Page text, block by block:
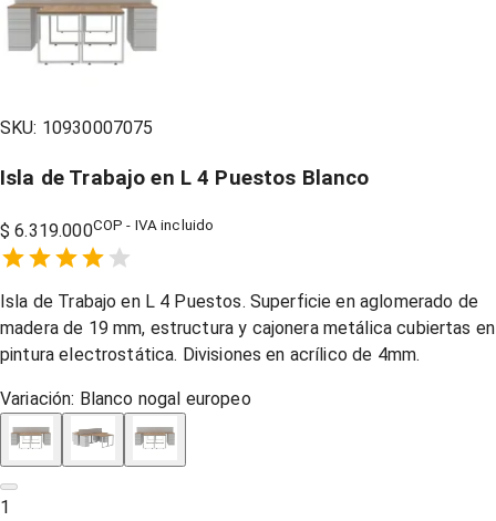
SKU: 10930007075
Isla de Trabajo en L 4 Puestos Blanco
$ 6.319.000COP - IVA incluido
1 Star,
2 Stars,
3 Stars,
4 Stars,
5 Stars,
Isla de Trabajo en L 4 Puestos. Superficie en aglomerado de
madera de 19 mm, estructura y cajonera metálica cubiertas en
pintura electrostática. Divisiones en acrílico de 4mm.
Variación: Blanco nogal europeo
1